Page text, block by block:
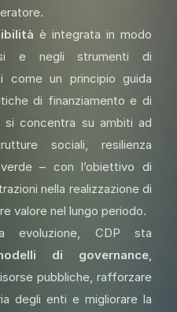
è integrata in modo
e negli strumenti di
come un principio guida
di finanziamento e di
si concentra su ambiti ad
sociali, resilienza
– con l’obiettivo di
nella realizzazione di
valore nel lungo periodo.
evoluzione, CDP sta
di governance
pubbliche, rafforzare
degli enti e migliorare la